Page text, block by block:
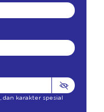
, dan karakter spesial